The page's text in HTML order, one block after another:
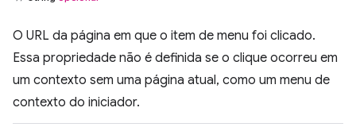
O URL da página em que o item de menu foi clicado.
Essa propriedade não é definida se o clique ocorreu em
um contexto sem uma página atual, como um menu de
contexto do iniciador.